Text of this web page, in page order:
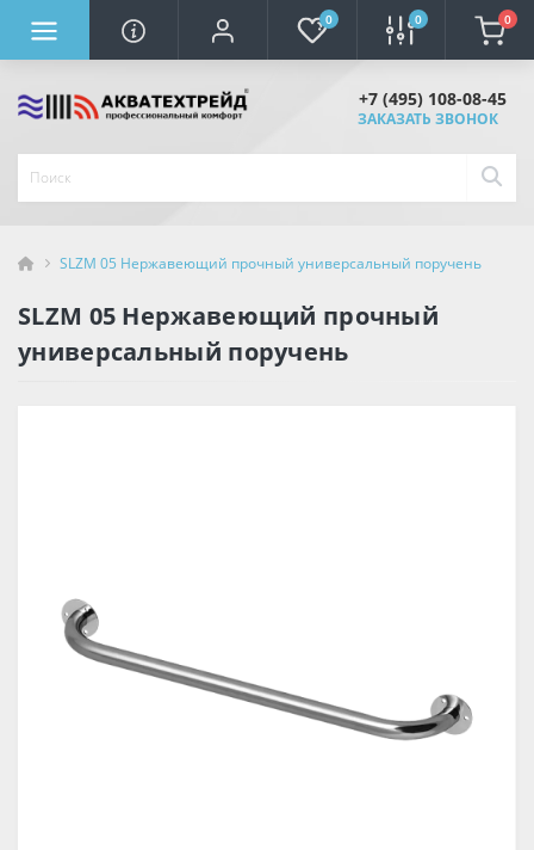
0 0 0
+7 (495) 108-08-45
ЗАКАЗАТЬ ЗВОНОК
SLZM 05 Нержавеющий прочный универсальный поручень
SLZM 05 Нержавеющий прочный
универсальный поручень